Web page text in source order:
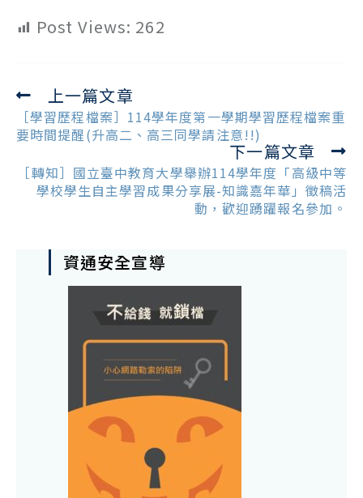
Post Views: 262
Read
more
articles
上一篇文章
［學習歷程檔案］114學年度第一學期學習歷程檔案重
要時間提醒(升高二、高三同學請注意!!)
下一篇文章
［轉知］國立臺中教育大學舉辦114學年度「高級中等
學校學生自主學習成果分享展-知識嘉年華」徵稿活
動，歡迎踴躍報名參加。
資通安全宣導